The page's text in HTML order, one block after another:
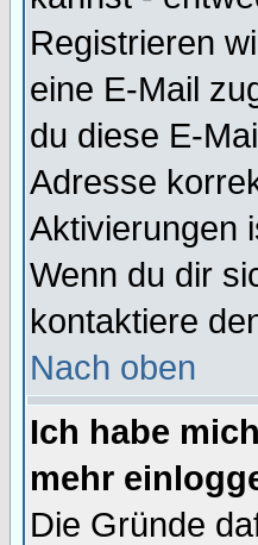
Registrieren
eine E-Mail
du diese E-
Adresse
Aktivierungen
Wenn du dir
kontaktiere
Nach oben
Ich habe
mehr
Die Gründe